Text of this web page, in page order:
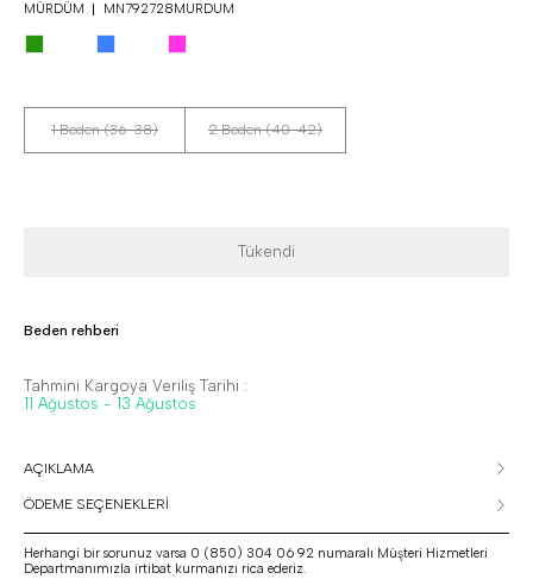
MÜRDÜM MN792728MURDUM
1 Beden (36-38) 2 Beden (40-42)
Tükendi
Beden rehberi
Tahmini Kargoya Veriliş Tarihi :
11 Ağustos - 13 Ağustos
AÇIKLAMA
ÖDEME SEÇENEKLERİ
Herhangi bir sorunuz varsa 0 (850) 304 06 92 numaralı Müşteri Hizmetleri
Departmanımızla irtibat kurmanızı rica ederiz.